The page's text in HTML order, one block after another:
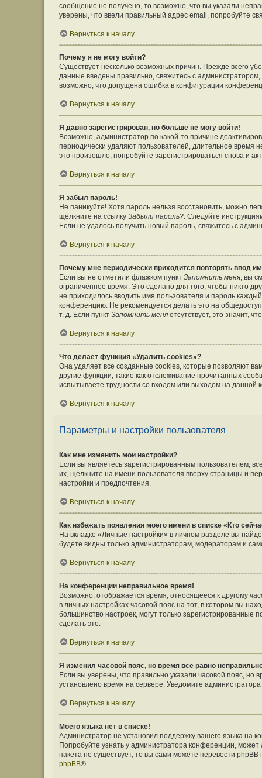
сообщение не получено, то возможно, что вы указали
уверены, что ввели правильный адрес email, попробуйте
Вернуться к началу
Почему я не могу войти?
Существует несколько возможных причин. Прежде всего
данные введены правильно, свяжитесь с
возможно, что допущена ошибка в конфигурации
Вернуться к началу
Я давно зарегистрирован, но больше не могу войти!
Возможно, администратор по какой-то причине
периодически удаляют пользователей, длительное
это произошло, попробуйте зарегистрироваться снова и
Вернуться к началу
Я забыл пароль!
Не паникуйте! Хотя пароль нельзя восстановить, можно
щёлкните на ссылку Забыли пароль?. Следуйте
Если не удалось получить новый пароль, свяжитесь с
Вернуться к началу
Почему мне периодически приходится повторять ввод
Если вы не отметили флажком пункт Запомнить меня, вы
ограниченное время. Это сделано для того, чтобы никто
не приходилось вводить имя пользователя и пароль
конференцию. Не рекомендуется делать это на
т. д. Если пункт Запомнить меня отсутствует, это значит,
Вернуться к началу
Что делает функция «Удалить cookies»?
Она удаляет все созданные cookies, которые позволяют
другие функции, такие как отслеживание прочитанных
испытываете трудности со входом или выходом на
Вернуться к началу
Параметры и настройки пользователя
Как мне изменить мои настройки?
Если вы являетесь зарегистрированным пользователем,
их, щёлкните на имени пользователя вверху страницы и
настройки и предпочтения.
Вернуться к началу
Как избежать появления моего имени в списке «Кто
На вкладке «Личные настройки» в личном разделе вы
будете видны только администраторам, модераторам и
Вернуться к началу
На конференции неправильное время!
Возможно, отображается время, относящееся к другому
в личных настройках часовой пояс на тот, в котором вы
большинство настроек, могут только
сделать это.
Вернуться к началу
Я изменил часовой пояс, но время всё равно
Если вы уверены, что правильно указали часовой пояс,
установлено время на сервере. Уведомите
Вернуться к началу
Моего языка нет в списке!
Администратор не установил поддержку вашего языка на
Попробуйте узнать у администратора конференции, может
пакета не существует, то вы сами можете перевести
phpBB®.